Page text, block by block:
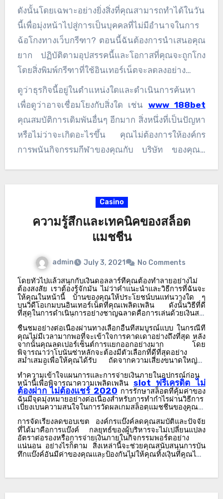
อยู่ใกล้เคียง ดูเหมือนว่าคู่มือกิจกรรมกีฬาออนไลน์จะ
ปรากฏขึ้นทุกวันในขณะนี้ ฉันจำได้เมื่อมีหนังสือ
กิจกรรมกีฬาออนไลน์เพียงไม่กี่เล่ม ตอนนี้มีให้เลือก
มากมายจริงๆ ด้วยการโจมตีทางเลือก สิ่งสำคัญคือ
คุณต้องปกป้องตัวเองจากการสร้างคนจนเพียงคน
ไม่ใช่ทุกเล่มที่ทำงานในระดับที่สูงขึ้นหรือสูงกว่า
ดังนั้นโดยเฉพาะอย่างยิ่งสิ่งที่คุณสามารถทำได้ในวัน
นี้เพื่อมุ่งหน้าไปสู่การเป็นบุคคลที่ไม่มีอำนาจในการ
ฉ้อโกงทางเว็บกรีฑา? ตอนนี้ฉันต้องการนำเสนอคุณ
ยาก ปฏิบัติตามอุปสรรคนี้และโอกาสที่คุณจะถูกโกง
โดยสิ่งพิมพ์กรีฑาที่ใช้อินเทอร์เน็ตจะลดลงอย่าง
มาก กระบวนการประกอบด้วยการรวบรวมข้อเท็จ
จริงบางส่วนในเว็บสำรองกิจกรรมกีฬาก่อนที่จะวาง
เดิมพัน ต่อไปนี้เป็นผลิตภัณฑ์ของความรู้ที่คุณต้อง
ตระหนักก่อนตัดสินใจชำระเงินล่วงหน้า 1 เล็กน้อยใน
เงินสำรองกิจกรรมกีฬาออนไลน์ ขั้นแรก ให้ค้นหา
ดูว่าธุรกิจนี้อยู่ในตำแหน่งใดและดำเนินการค้นหา
เพื่อดูว่าอาจเชื่อมโยงกับสิ่งใด เช่น www 188bet
คุณสมบัติการเดิมพันอื่นๆ อีกมาก สิ่งหนึ่งที่เป็นปัญหา
หรือไม่ว่าจะเกิดอะไรขึ้น คุณไม่ต้องการให้องค์กร
การพนันกิจกรรมกีฬาของคุณกับ บริษัท ของคุณที่
ตรวจสอบพิเศษ คุณควรไปข้างหน้า นี่คือกลยุทธ์เพิ่ม
เติม อีเมลหนังสือกรีฑาที่เน้นเว็บเป็นศูนย์กลางและ
สอบถามรายละเอียดบริษัทและดูรายได้ คุณยัง
ต้องการทราบด้วยว่าองค์กรของพวกเขาทำงานได้
อย่างมั่นคงนานเท่าใด และหนังสือกิจกรรมกีฬาเวิลด์
ไวด์เว็บยังมีอยู่ในขั้นตอนการดำเนินการนาน
เท่าใด โปรดจำไว้ในหนังสือกิจกรรมกีฬาออนไลน์ที่
คุณไม่สามารถยืนยันรายละเอียดเหล่านี้ได้ หลังจาก
คุณได้โอนไปก่อนหน้านี้แล้ว ก็ถึงเวลาดำเนินการ
ค้นหา สิ่งแรกที่ฉันสามารถทำได้คือเพียงแค่คลิกไป
ยังรายชื่อเครื่องมือค้นหาต่างๆ ป้อนป้ายกำกับเนื้อหา
ของบริษัทเพื่อค้นหาว่าเกิดอะไรขึ้น ฉันจะแสดงป้าย
กำกับเนื้อหาในคู่มือกิจกรรมกีฬาพร้อมกับแบรนด์
ของเว็บไซต์ด้วย สูตรเหล่านี้มาจากการประเมินเกม
เชิงตัวเลขและสถิติ ทางเลือกสิ้นสุดถูกสร้างขึ้นในไม่
ช้าหลังจากทำการประเมินผู้ให้บริการรายละเอียด
กรีฑาตลอดจนการค้นหาแนวโน้มและแฟชั่น ตัว
เลือกนี้จะแยกส่วนสำคัญของอารมณ์ของบุคคลออก
อุปสรรคสำคัญในการขัดขวางนักพนันรายวัน และ
Casino
ความรู้สึกและเทคนิคของสล็อต
แมชชีน
admin July 3, 2021 No Comments
โดยทั่วไปแล้วสนุกกับเงินดอลลาร์ที่คุณต้องทำลายอย่างไม่
ต้องสงสัย เราต้องรู้จักมัน ไม่ว่าคำแนะนำและวิธีการที่ฉันจะ
ให้คุณในหน้านี้
บ้านของคุณให้ประโยชน์บนแท่นวางใด
ๆ
บนวิดีโอเกมบนอินเทอร์เน็ตที่คุณเพลิดเพลิน
ดังนั้นวิธีที่ดี
ที่สุดในการดำเนินการอย่างชาญฉลาดคือการเล่นด้วยเงินสด
เหลือเงินสดที่น่ากลัวโดยทั่วไปจะสูญเสียในกรณีที่คุณแปลก
ชื่นชมอย่างต่อเนื่องผ่านทางเลือกอื่นที่สมบูรณ์แบบ ในกรณีที่
คุณไม่มีเวลามากพอที่จะเข้าใจการคาดเดาอย่างถึงที่สุด หลัง
จากนั้นคุณลดเปอร์เซ็นต์การแยกออกอย่างมาก
โดย
พิจารณาว่าโบนันซ่าหลักจะต้องมีตัวเลือกที่ดีที่สุดอย่าง
สม่ำเสมอเพื่อให้คุณได้รับ
ถัดจากความเสี่ยงขนาดใหญ่ใน
ขนาดส้อมของคุณโดยพื้นฐานแล้วสูงขึ้น
และเพื่อให้แน่ใจว่า
จะเกิดขึ้น คุณต้องมีส่วนร่วมในจินตนาการในอุดมคติในช่วง
เวลานั้น คุณไม่สามารถแบกรับราคาของทางเลือกที่ดีที่สุดได้
ดังนั้น ในช่วงเวลานั้นคุณจะต้องพอใจกับขีดจำกัดการปฏิเสธ
ทำความเข้าใจแผนการและการจ่ายเงินภายในอุปกรณ์ก่อน
หน้านี้เพื่อพิจารณาความเพลิดเพลิน
slot ฟรีเครดิต ไม่
ต้องฝาก ไม่ต้องแชร์ 2020 การรักษาสล็อตที่คุ้มค่าของ
ฉันมีจุดมุ่งหมายอย่างต่อเนื่องสำหรับการทำกำไรผ่านวิธีการ
เบี่ยงเบนความสนใจในการวัดผลเกมสล็อตแมชชีนของคุณมี
แล้วมีสติสัมปชัญญะ
นอกจากนี้
แนวทางที่ดีที่สุดในการเห็น
คุณค่าของเกมออนไลน์ใดๆ ก็ตาม โดยเฉพาะเกมออนไลน์ที่
เล่นผ่านอินเทอร์เน็ตนั้น
เห็นได้ชัดว่าต้องทำความเข้าใจกับ
สิ่งที่เกิดขึ้น ใส่ในสถานที่เป็นปัจจัยที่ประสบความสำเร็จ สิ่งนี้
มักเป็นที่น่าสงสัยสำหรับบุคคลสองสามคน อย่างไรก็ตาม ใน
อาหารมื้อเย็นที่น่าทึ่ง
หรือเยี่ยมชมสถานที่ท่องเที่ยวและนัด
การจัดเรียงลดขอบเขต
องค์กรแบ๊งค์ลดคุณสมบัติและปัจจัย
ที่ได้มาคือการแบ๊งค์
กลยุทธ์ของผู้บริหารจะไม่เปลี่ยนแปลง
อัตราต่อรองหรือการจ่ายเงินภายในกิจกรรมพอร์ตอย่าง
แน่นอน อย่างไรก็ตาม
สิ่งเหล่านี้จะช่วยคุณสนับสนุนการบัน
ทึกแบ๊งค์อันมีค่าของคุณและป้องกันไม่ให้คุณทิ้งเงินที่คุณไม่
จากการเข้าไปยุ่งเกี่ยวอีกครั้ง หยุดรายได้ของคุณ หรือแม้แต่